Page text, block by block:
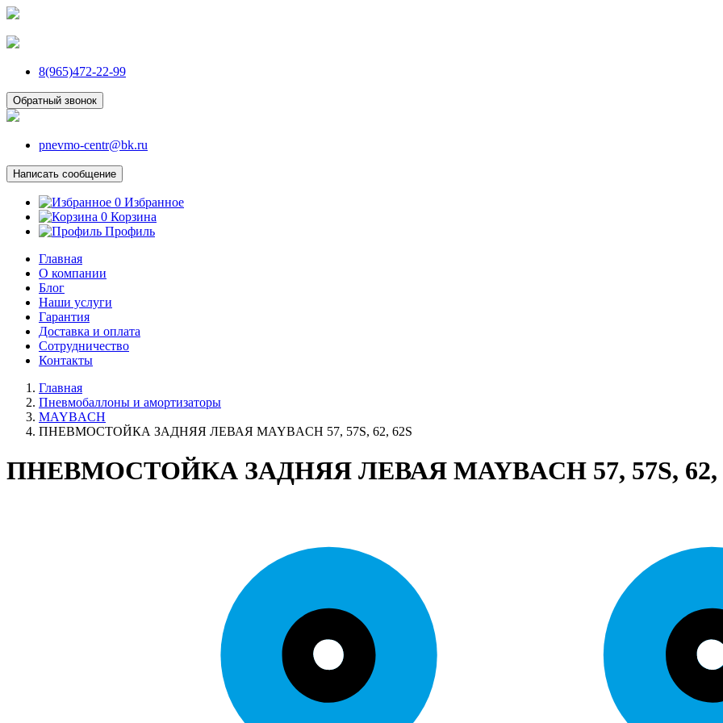
8(965)472-22-99
Обратный звонок
pnevmo-centr@bk.ru
Написать сообщение
0 Избранное
0 Корзина
Профиль
Главная
О компании
Блог
Наши услуги
Гарантия
Доставка и оплата
Сотрудничество
Контакты
Главная
Пневмобаллоны и амортизаторы
MAYBACH
ПНЕВМОСТОЙКА ЗАДНЯЯ ЛЕВАЯ MAYBACH 57, 57S, 62, 62S
ПНЕВМОСТОЙКА ЗАДНЯЯ ЛЕВАЯ MAYBACH 57, 57S, 62,